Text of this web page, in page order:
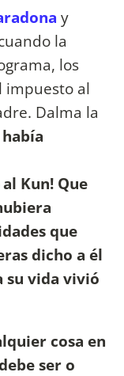
y
la
los
impuesto al
Dalma la
Kun! Que
que
dicho a él
su vida vivió
cosa en
ser o